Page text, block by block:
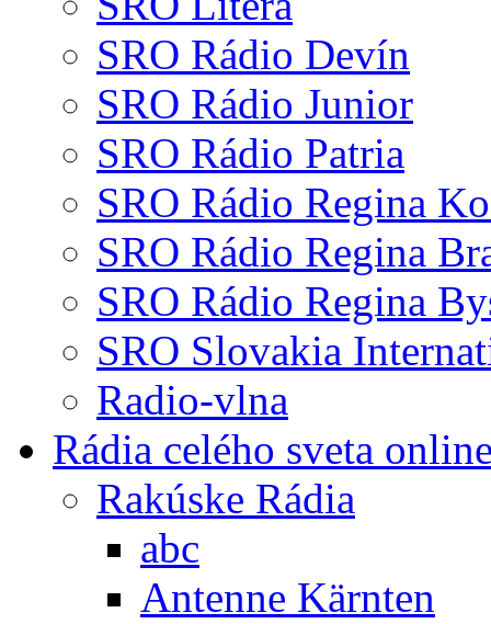
SRO Rádio Devín
SRO Rádio Junior
SRO Rádio Patria
SRO Rádio Regina
SRO Rádio Regina
SRO Rádio Regina
SRO Slovakia
Radio-vlna
Rádia celého sveta
Rakúske Rádia
abc
Antenne Kärnten